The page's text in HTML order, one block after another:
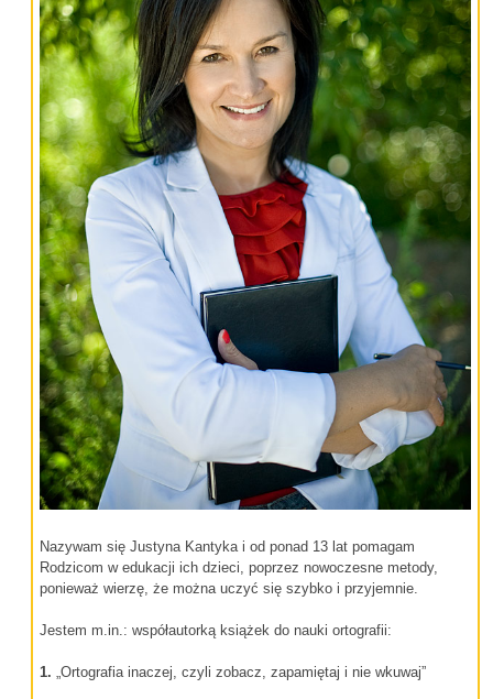
Nazywam się Justyna Kantyka i od ponad 13 lat pomagam
Rodzicom w edukacji ich dzieci, poprzez nowoczesne metody,
ponieważ wierzę, że można uczyć się szybko i przyjemnie.
Jestem m.in.: współautorką książek do nauki ortografii:
1. „Ortografia inaczej, czyli zobacz, zapamiętaj i nie wkuwaj”